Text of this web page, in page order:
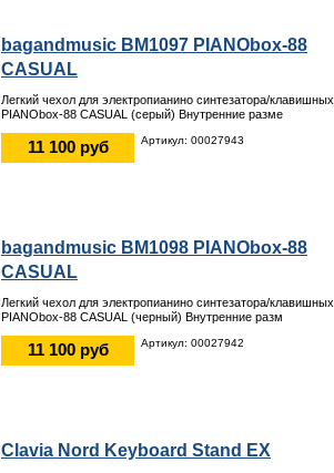
bagandmusic BM1097 PIANObox-88
CASUAL
Легкий чехол для электропианино синтезатора/клавишных
PIANObox-88 CASUAL (серый) Внутренние разме
11 100 руб Артикул: 00027943
bagandmusic BM1098 PIANObox-88
CASUAL
Легкий чехол для электропианино синтезатора/клавишных
PIANObox-88 CASUAL (черный) Внутренние разм
11 100 руб Артикул: 00027942
Clavia Nord Keyboard Stand EX